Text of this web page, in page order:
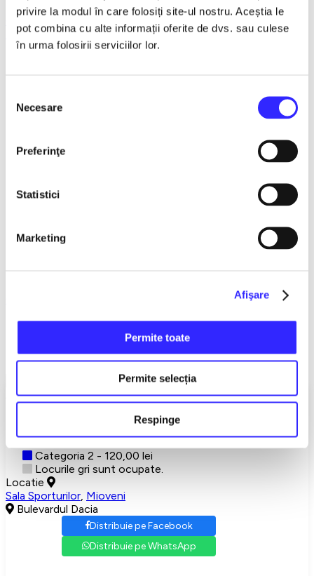
privire la modul în care folosiți site-ul nostru. Aceștia le
pot combina cu alte informații oferite de dvs. sau culese
în urma folosirii serviciilor lor.
consimțământului
Necesare
Preferinţe
Statistici
Marketing
Afişare
Permite toate
Permite selecția
Respinge
Concerte
Mioveni
Detalii eveniment
CANTEC, JOC SI VOIE BUNA!
Alegeti-va locurile
Categoria 1 - 150,00 lei
Categoria 2 - 120,00 lei
Locurile gri sunt ocupate.
Locatie
Sala Sporturilor Mioveni
Bulevardul Dacia
Distribuie pe Facebook
Distribuie pe WhatsApp